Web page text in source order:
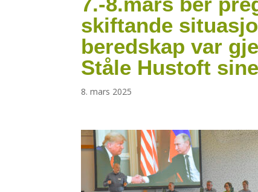
skiftande
beredskap var
Ståle Hustoft
8. mars 2025